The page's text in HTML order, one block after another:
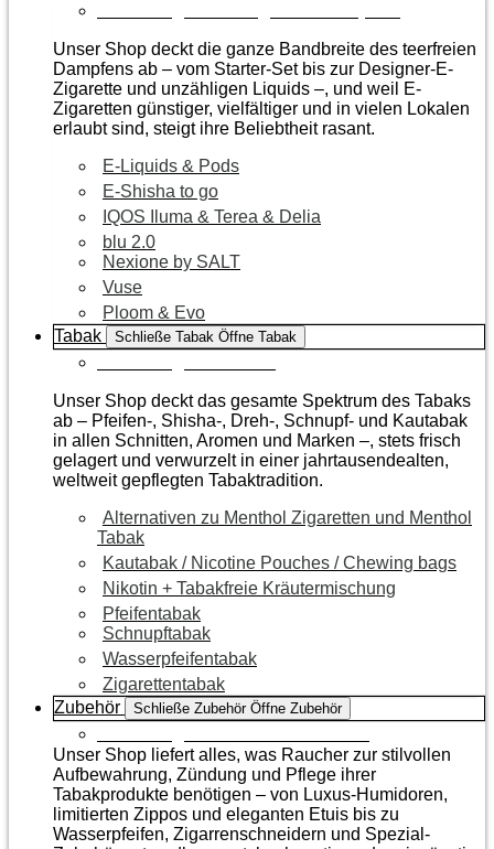
Unser Shop deckt die ganze Bandbreite des teerfreien
Dampfens ab – vom Starter-Set bis zur Designer-E-
Zigarette und unzähligen Liquids –, und weil E-
Zigaretten günstiger, vielfältiger und in vielen Lokalen
erlaubt sind, steigt ihre Beliebtheit rasant.
E-Liquids & Pods
E-Shisha to go
IQOS Iluma & Terea & Delia
blu 2.0
Nexione by SALT
Vuse
Ploom & Evo
Tabak
Schließe Tabak Öffne Tabak
Unser Shop deckt das gesamte Spektrum des Tabaks
ab – Pfeifen-, Shisha-, Dreh-, Schnupf- und Kautabak
in allen Schnitten, Aromen und Marken –, stets frisch
gelagert und verwurzelt in einer jahrtausendealten,
weltweit gepflegten Tabaktradition.
Alternativen zu Menthol Zigaretten und Menthol
Tabak
Kautabak / Nicotine Pouches / Chewing bags
Nikotin + Tabakfreie Kräutermischung
Pfeifentabak
Schnupftabak
Wasserpfeifentabak
Zigarettentabak
Zubehör
Schließe Zubehör Öffne Zubehör
Unser Shop liefert alles, was Raucher zur stilvollen
Aufbewahrung, Zündung und Pflege ihrer
Tabakprodukte benötigen – von Luxus-Humidoren,
limitierten Zippos und eleganten Etuis bis zu
Wasserpfeifen, Zigarrenschneidern und Spezial-